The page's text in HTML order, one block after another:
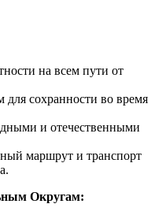
на всем пути от
для сохранности во время
и отечественными
маршрут и транспорт
Округам: